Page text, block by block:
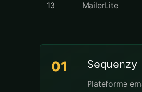
13 MailerLite
01 Sequenzy
Plateforme